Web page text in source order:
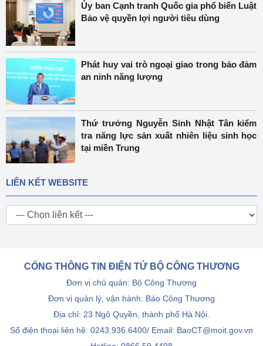
Ủy ban Cạnh tranh Quốc gia phổ biến Luật
Bảo vệ quyền lợi người tiêu dùng
Phát huy vai trò ngoại giao trong bảo đảm
an ninh năng lượng
Thứ trưởng Nguyễn Sinh Nhật Tân kiểm
tra năng lực sản xuất nhiên liệu sinh học
tại miền Trung
LIÊN KẾT WEBSITE
CỔNG THÔNG TIN ĐIỆN TỬ BỘ CÔNG THƯƠNG
Đơn vị chủ quản: Bộ Công Thương
Đơn vị quản lý, vận hành: Báo Công Thương
Địa chỉ: 23 Ngô Quyền, thành phố Hà Nội.
Số điện thoại liên hệ: 0243.936.6400/ Email: BaoCT@moit.gov.vn